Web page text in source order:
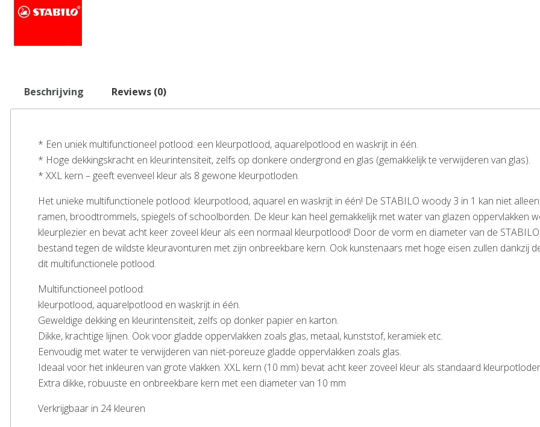
Beschrijving Reviews (0)
* Een uniek multifunctioneel potlood: een kleurpotlood, aquarelpotlood en waskrijt in één.
* Hoge dekkingskracht en kleurintensiteit, zelfs op donkere ondergrond en glas (gemakkelijk te verwijderen van glas).
* XXL kern – geeft evenveel kleur als 8 gewone kleurpotloden.
Het unieke multifunctionele potlood: kleurpotlood, aquarel en waskrijt in één! De STABILO woody 3 in 1 kan niet
ramen, broodtrommels, spiegels of schoolborden. De kleur kan heel gemakkelijk met water van glazen oppervlakken
kleurplezier en bevat acht keer zoveel kleur als een normaal kleurpotlood! Door de vorm en diameter van de
bestand tegen de wildste kleuravonturen met zijn onbreekbare kern. Ook kunstenaars met hoge eisen zullen dankzij
dit multifunctionele potlood.
Multifunctioneel potlood:
kleurpotlood, aquarelpotlood en waskrijt in één.
Geweldige dekking en kleurintensiteit, zelfs op donker papier en karton.
Dikke, krachtige lijnen. Ook voor gladde oppervlakken zoals glas, metaal, kunststof, keramiek etc.
Eenvoudig met water te verwijderen van niet-poreuze gladde oppervlakken zoals glas.
Ideaal voor het inkleuren van grote vlakken. XXL kern (10 mm) bevat acht keer zoveel kleur als standaard
Extra dikke, robuuste en onbreekbare kern met een diameter van 10 mm
Verkrijgbaar in 24 kleuren